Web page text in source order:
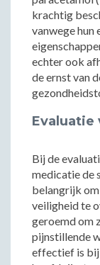
krachtig
vanwege
echter ook
de ernst van
Evaluatie
Bij de
medicatie de
belangrijk
veiligheid te
geroemd om
pijnstillende
effectief is bij